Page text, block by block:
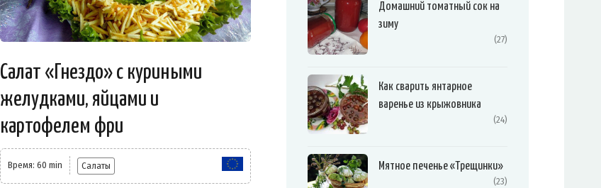
Салат «Гнездо» с куриными
желудками, яйцами и
картофелем фри
Время: 60 min Салаты
Домашний томатный сок на
зиму
(27)
Как сварить янтарное
варенье из крыжовника
(24)
Мятное печенье «Трещинки»
(23)